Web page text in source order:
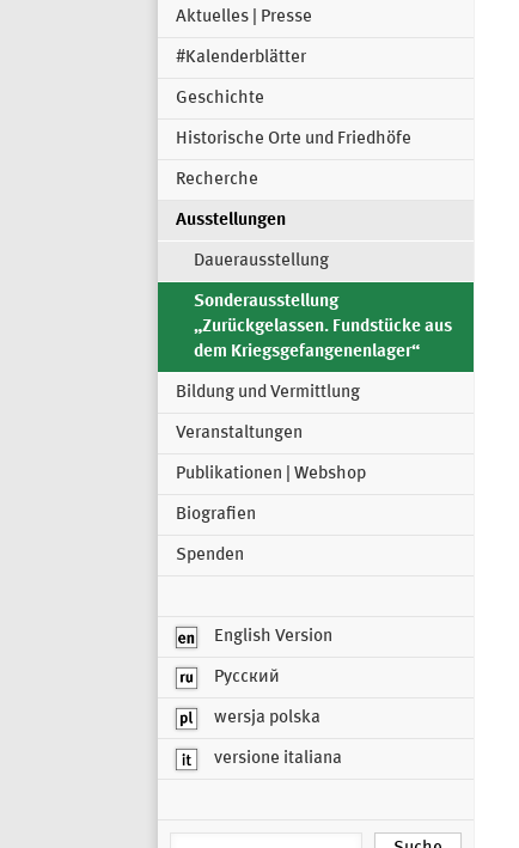
Aktuelles | Presse
#Kalenderblätter
Geschichte
Historische Orte und Friedhöfe
Recherche
Ausstellungen
Dauerausstellung
Sonderausstellung
„Zurückgelassen. Fundstücke aus
dem Kriegsgefangenenlager“
Bildung und Vermittlung
Veranstaltungen
Publikationen | Webshop
Biografien
Spenden
English Version
Русский
wersja polska
versione italiana